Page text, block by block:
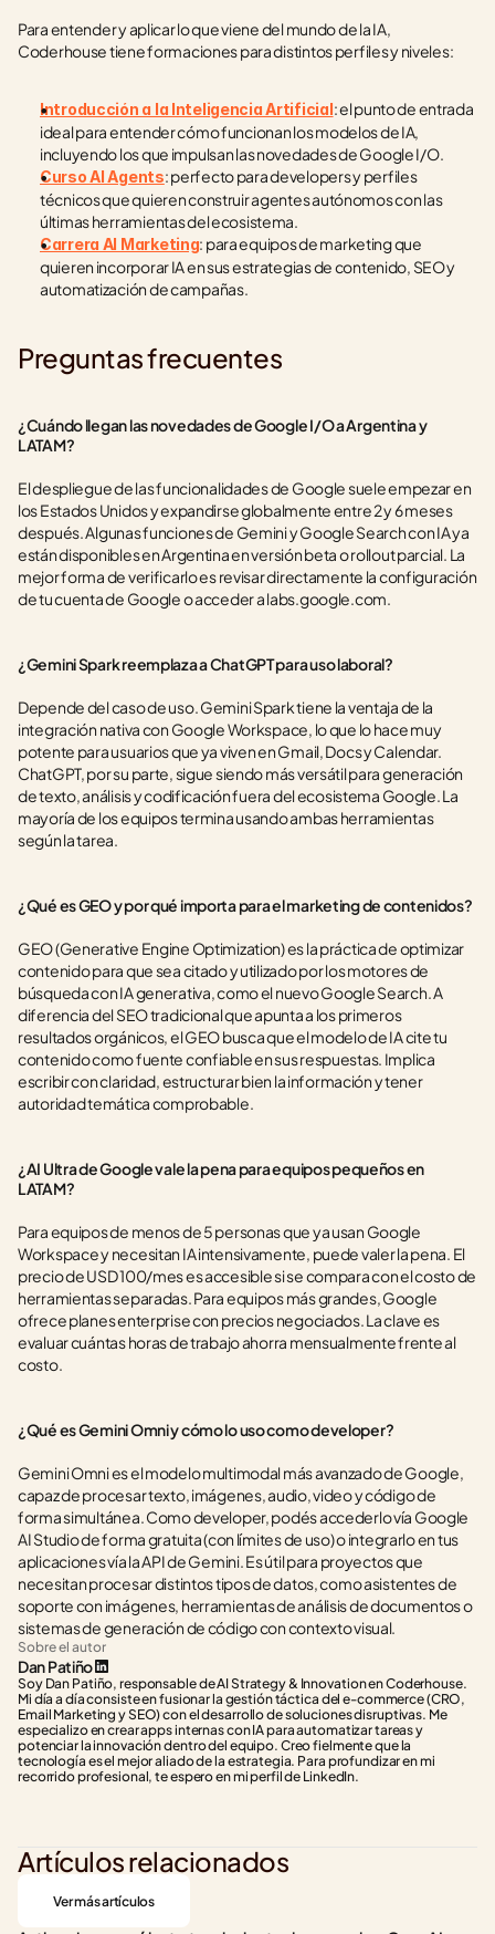
Para entender y aplicar lo que viene del mundo de la IA,
Coderhouse tiene formaciones para distintos perfiles y niveles:
Introducción a la Inteligencia Artificial: el punto de entrada
ideal para entender cómo funcionan los modelos de IA,
incluyendo los que impulsan las novedades de Google I/O.
Curso AI Agents: perfecto para developers y perfiles
técnicos que quieren construir agentes autónomos con las
últimas herramientas del ecosistema.
Carrera AI Marketing: para equipos de marketing que
quieren incorporar IA en sus estrategias de contenido, SEO y
automatización de campañas.
Preguntas frecuentes
¿Cuándo llegan las novedades de Google I/O a Argentina y
LATAM?
El despliegue de las funcionalidades de Google suele empezar en
los Estados Unidos y expandirse globalmente entre 2 y 6 meses
después. Algunas funciones de Gemini y Google Search con IA ya
están disponibles en Argentina en versión beta o rollout parcial. La
mejor forma de verificarlo es revisar directamente la configuración
de tu cuenta de Google o acceder a labs.google.com.
¿Gemini Spark reemplaza a ChatGPT para uso laboral?
Depende del caso de uso. Gemini Spark tiene la ventaja de la
integración nativa con Google Workspace, lo que lo hace muy
potente para usuarios que ya viven en Gmail, Docs y Calendar.
ChatGPT, por su parte, sigue siendo más versátil para generación
de texto, análisis y codificación fuera del ecosistema Google. La
mayoría de los equipos termina usando ambas herramientas
según la tarea.
¿Qué es GEO y por qué importa para el marketing de contenidos?
GEO (Generative Engine Optimization) es la práctica de optimizar
contenido para que sea citado y utilizado por los motores de
búsqueda con IA generativa, como el nuevo Google Search. A
diferencia del SEO tradicional que apunta a los primeros
resultados orgánicos, el GEO busca que el modelo de IA cite tu
contenido como fuente confiable en sus respuestas. Implica
escribir con claridad, estructurar bien la información y tener
autoridad temática comprobable.
¿AI Ultra de Google vale la pena para equipos pequeños en
LATAM?
Para equipos de menos de 5 personas que ya usan Google
Workspace y necesitan IA intensivamente, puede valer la pena. El
precio de USD 100/mes es accesible si se compara con el costo de
herramientas separadas. Para equipos más grandes, Google
ofrece planes enterprise con precios negociados. La clave es
evaluar cuántas horas de trabajo ahorra mensualmente frente al
costo.
¿Qué es Gemini Omni y cómo lo uso como developer?
Gemini Omni es el modelo multimodal más avanzado de Google,
capaz de procesar texto, imágenes, audio, video y código de
forma simultánea. Como developer, podés accederlo vía Google
AI Studio de forma gratuita (con límites de uso) o integrarlo en tus
aplicaciones vía la API de Gemini. Es útil para proyectos que
necesitan procesar distintos tipos de datos, como asistentes de
soporte con imágenes, herramientas de análisis de documentos o
sistemas de generación de código con contexto visual.
Sobre el autor
Dan Patiño
Soy Dan Patiño, responsable de AI Strategy & Innovation en Coderhouse.
Mi día a día consiste en fusionar la gestión táctica del e-commerce (CRO,
Email Marketing y SEO) con el desarrollo de soluciones disruptivas. Me
especializo en crear apps internas con IA para automatizar tareas y
potenciar la innovación dentro del equipo. Creo fielmente que la
tecnología es el mejor aliado de la estrategia. Para profundizar en mi
recorrido profesional, te espero en mi perfil de LinkedIn.
Artículos relacionados
Ver más artículos